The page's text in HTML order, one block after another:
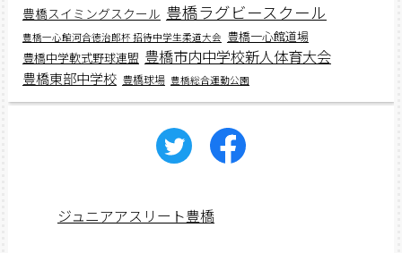
豊橋スイミングスクール 豊橋ラグビースクール
豊橋一心館河合徳治郎杯 招待中学生柔道大会 豊橋一心館道場
豊橋中学軟式野球連盟 豊橋市内中学校新人体育大会
豊橋東部中学校 豊橋球場 豊橋総合運動公園
ジュニアアスリート豊橋